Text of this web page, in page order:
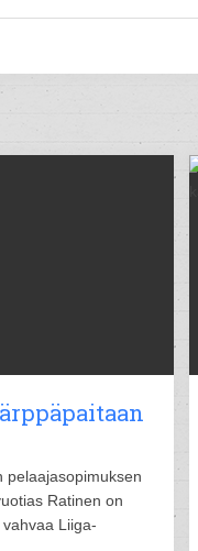
pelaajasopimuksen
Ratinen on
Liiga-